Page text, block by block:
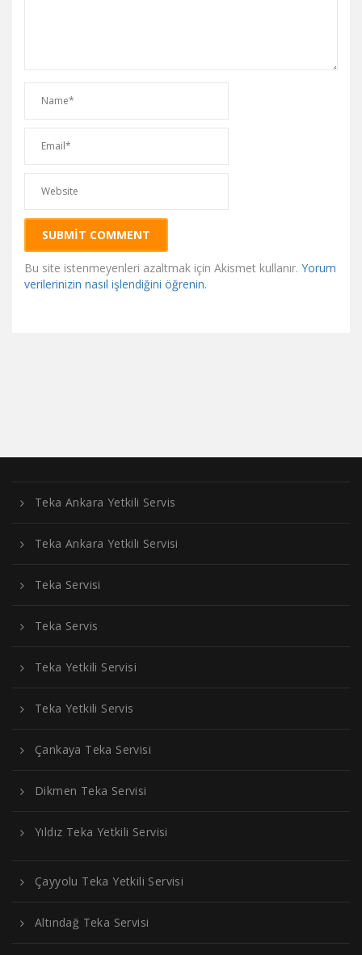
Bu site istenmeyenleri azaltmak için Akismet kullanır. Yorum
verilerinizin nasıl işlendiğini öğrenin.
Teka Ankara Yetkili Servis
Teka Ankara Yetkili Servisi
Teka Servisi
Teka Servis
Teka Yetkili Servisi
Teka Yetkili Servis
Çankaya Teka Servisi
Dikmen Teka Servisi
Yıldız Teka Yetkili Servisi
Çayyolu Teka Yetkili Servisi
Altındağ Teka Servisi